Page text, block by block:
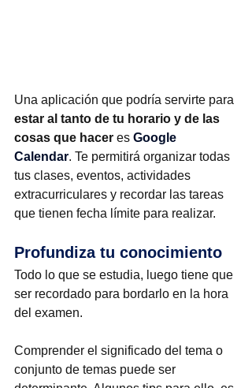
Una aplicación que podría servirte para
estar al tanto de tu horario y de las
cosas que hacer es Google
Calendar. Te permitirá organizar todas
tus clases, eventos, actividades
extracurriculares y recordar las tareas
que tienen fecha límite para realizar.
Profundiza tu conocimiento
Todo lo que se estudia, luego tiene que
ser recordado para bordarlo en la hora
del examen.
Comprender el significado del tema o
conjunto de temas puede ser